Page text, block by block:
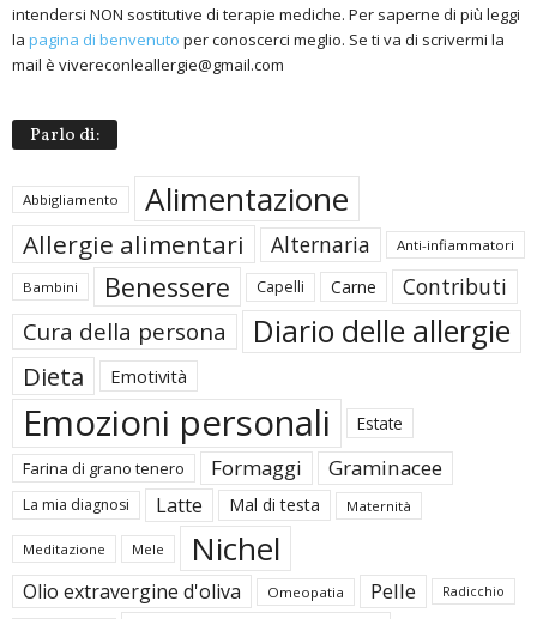
intendersi NON sostitutive di terapie mediche. Per saperne di più leggi
la pagina di benvenuto per conoscerci meglio. Se ti va di scrivermi la
mail è vivereconleallergie@gmail.com
Parlo di:
Abbigliamento Alimentazione
Allergie alimentari Alternaria Anti-infiammatori
Bambini Benessere Capelli Carne Contributi
Cura della persona Diario delle allergie
Dieta Emotività
Emozioni personali Estate
Farina di grano tenero Formaggi Graminacee
La mia diagnosi Latte Mal di testa Maternità
Meditazione Mele Nichel
Olio extravergine d'oliva Omeopatia Pelle Radicchio